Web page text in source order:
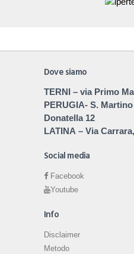
Dove siamo
TERNI – via Primo
PERUGIA- S.
Donatella 12
LATINA – Via
Social media
Facebook
Youtube
Info
Disclaimer
Metodo